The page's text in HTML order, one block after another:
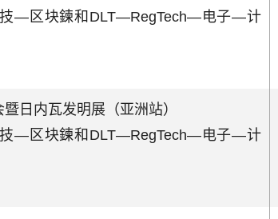
—区块鍊和DLT—RegTech—电子—计
日内瓦发明展（亚洲站）
—区块鍊和DLT—RegTech—电子—计